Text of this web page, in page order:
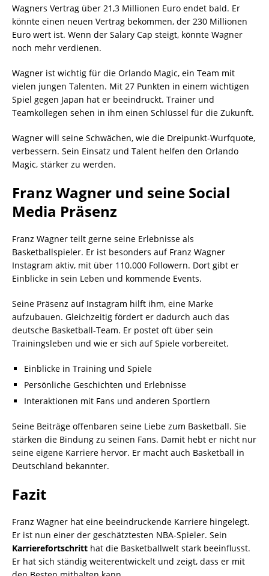
Wagners Vertrag über 21,3 Millionen Euro endet bald. Er
könnte einen neuen Vertrag bekommen, der 230 Millionen
Euro wert ist. Wenn der Salary Cap steigt, könnte Wagner
noch mehr verdienen.
Wagner ist wichtig für die Orlando Magic, ein Team mit
vielen jungen Talenten. Mit 27 Punkten in einem wichtigen
Spiel gegen Japan hat er beeindruckt. Trainer und
Teamkollegen sehen in ihm einen Schlüssel für die Zukunft.
Wagner will seine Schwächen, wie die Dreipunkt-Wurfquote,
verbessern. Sein Einsatz und Talent helfen den Orlando
Magic, stärker zu werden.
Franz Wagner und seine Social
Media Präsenz
Franz Wagner teilt gerne seine Erlebnisse als
Basketballspieler. Er ist besonders auf Franz Wagner
Instagram aktiv, mit über 110.000 Followern. Dort gibt er
Einblicke in sein Leben und kommende Events.
Seine Präsenz auf Instagram hilft ihm, eine Marke
aufzubauen. Gleichzeitig fördert er dadurch auch das
deutsche Basketball-Team. Er postet oft über sein
Trainingsleben und wie er sich auf Spiele vorbereitet.
Einblicke in Training und Spiele
Persönliche Geschichten und Erlebnisse
Interaktionen mit Fans und anderen Sportlern
Seine Beiträge offenbaren seine Liebe zum Basketball. Sie
stärken die Bindung zu seinen Fans. Damit hebt er nicht nur
seine eigene Karriere hervor. Er macht auch Basketball in
Deutschland bekannter.
Fazit
Franz Wagner hat eine beeindruckende Karriere hingelegt.
Er ist nun einer der geschätztesten NBA-Spieler. Sein
Karrierefortschritt hat die Basketballwelt stark beeinflusst.
Er hat sich ständig weiterentwickelt und zeigt, dass er mit